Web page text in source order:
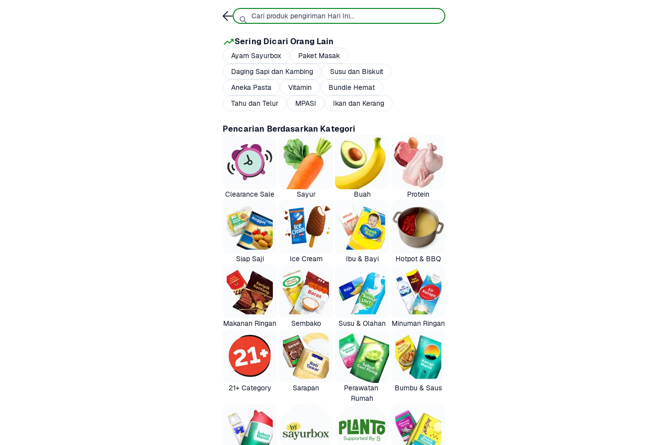
Sering Dicari Orang Lain
Ayam Sayurbox
Paket Masak
Daging Sapi dan Kambing
Susu dan Biskuit
Aneka Pasta
Vitamin
Bundle Hemat
Tahu dan Telur
MPASI Ikan dan Kerang
Pencarian Berdasarkan Kategori
Clearance Sale Sayur Buah Protein
Siap Saji Ice Cream Ibu & Bayi Hotpot & BBQ
Makanan Ringan Sembako Susu & Olahan Minuman Ringan
21+ Category Sarapan
Perawatan
Rumah
Bumbu & Saus